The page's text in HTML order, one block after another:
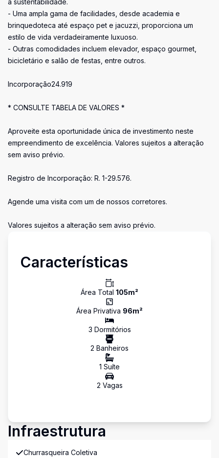
a sustentabilidade.
- Uma ampla gama de facilidades, desde academia e
brinquedoteca até espaço pet e jacuzzi, proporciona um
estilo de vida verdadeiramente luxuoso.
- Outras comodidades incluem elevador, espaço gourmet,
bicicletário e salão de festas, entre outros.
Incorporação24.919
* CONSULTE TABELA DE VALORES *
Aproveite esta oportunidade única de investimento neste
empreendimento de excelência. Valores sujeitos a alteração
sem aviso prévio.
Registro de Incorporação: R. 1-29.576.
Agende uma visita com um de nossos corretores.
Valores sujeitos a alteração sem aviso prévio.
Características
Área Total 105m²
Área Privativa 96m²
3 Dormitórios
2 Banheiros
1 Suíte
2 Vagas
Infraestrutura
Churrasqueira Coletiva